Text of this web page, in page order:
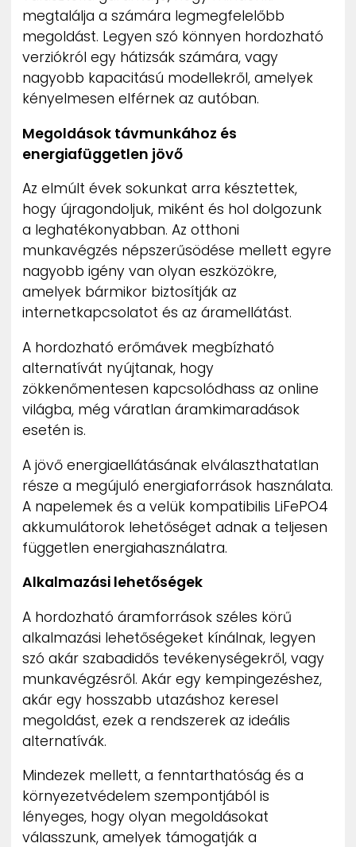
megtalálja a számára legmegfelelőbb
megoldást. Legyen szó könnyen hordozható
verziókról egy hátizsák számára, vagy
nagyobb kapacitású modellekről, amelyek
kényelmesen elférnek az autóban.
Megoldások távmunkához és
energiafüggetlen jövő
Az elmúlt évek sokunkat arra késztettek,
hogy újragondoljuk, miként és hol dolgozunk
a leghatékonyabban. Az otthoni
munkavégzés népszerűsödése mellett egyre
nagyobb igény van olyan eszközökre,
amelyek bármikor biztosítják az
internetkapcsolatot és az áramellátást.
A hordozható erőmávek megbízható
alternatívát nyújtanak, hogy
zökkenőmentesen kapcsolódhass az online
világba, még váratlan áramkimaradások
esetén is.
A jövő energiaellátásának elválaszthatatlan
része a megújuló energiaforrások használata.
A napelemek és a velük kompatibilis LiFePO4
akkumulátorok lehetőséget adnak a teljesen
független energiahasználatra.
Alkalmazási lehetőségek
A hordozható áramforrások széles körű
alkalmazási lehetőségeket kínálnak, legyen
szó akár szabadidős tevékenységekről, vagy
munkavégzésről. Akár egy kempingezéshez,
akár egy hosszabb utazáshoz keresel
megoldást, ezek a rendszerek az ideális
alternatívák.
Mindezek mellett, a fenntarthatóság és a
környezetvédelem szempontjából is
lényeges, hogy olyan megoldásokat
válasszunk, amelyek támogatják a